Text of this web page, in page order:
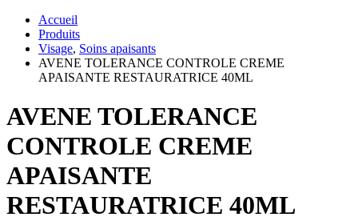
Accueil
Produits
Visage, Soins apaisants
AVENE TOLERANCE CONTROLE CREME
APAISANTE RESTAURATRICE 40ML
AVENE TOLERANCE
CONTROLE CREME
APAISANTE
RESTAURATRICE 40ML